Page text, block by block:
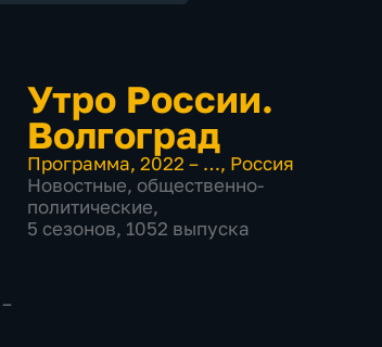
Утро России.
Волгоград
Программа, 2022 – …, Россия
Новостные, общественно-
политические,
5 сезонов, 1052 выпуска